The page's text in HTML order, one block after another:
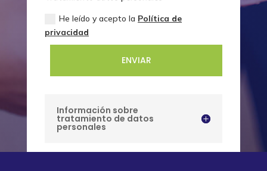
He leído y acepto la Política de
privacidad
ENVIAR
Información sobre
tratamiento de datos
personales